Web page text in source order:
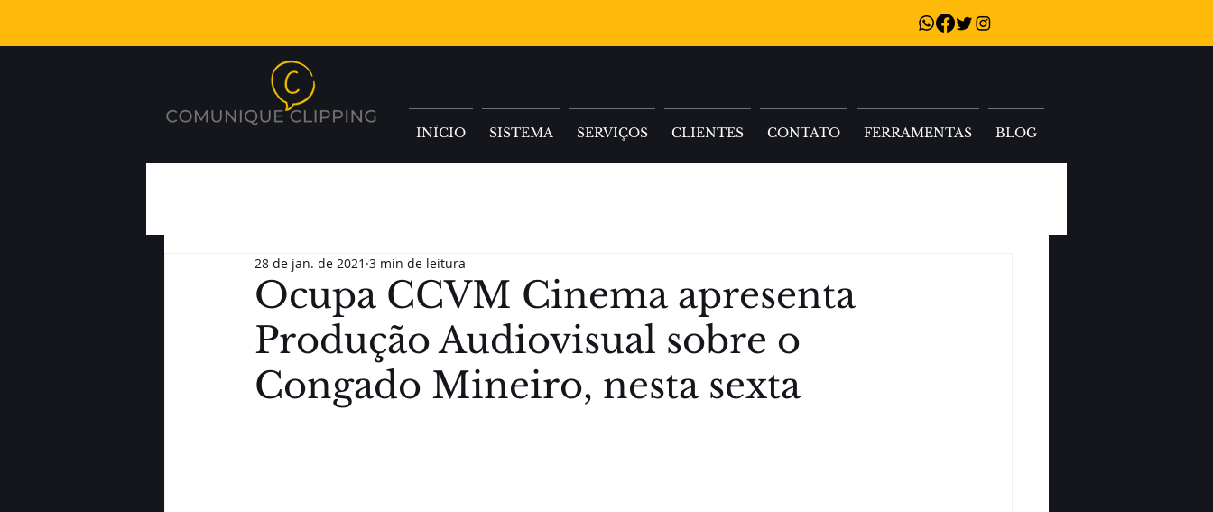
INÍCIO SISTEMA SERVIÇOS CLIENTES CONTATO FERRAMENTAS BLOG
Ocupa CCVM Cinema apresenta
Produção Audiovisual sobre o
Congado Mineiro, nesta sexta
28 de jan. de 2021 3 min de leitura